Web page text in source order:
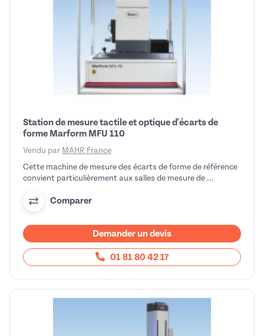
Station de mesure tactile et optique d'écarts de
forme Marform MFU 110
Vendu par MAHR France
Cette machine de mesure des écarts de forme de référence
convient particulièrement aux salles de mesure de ...
Comparer
Demander un devis
01 81 80 42 17